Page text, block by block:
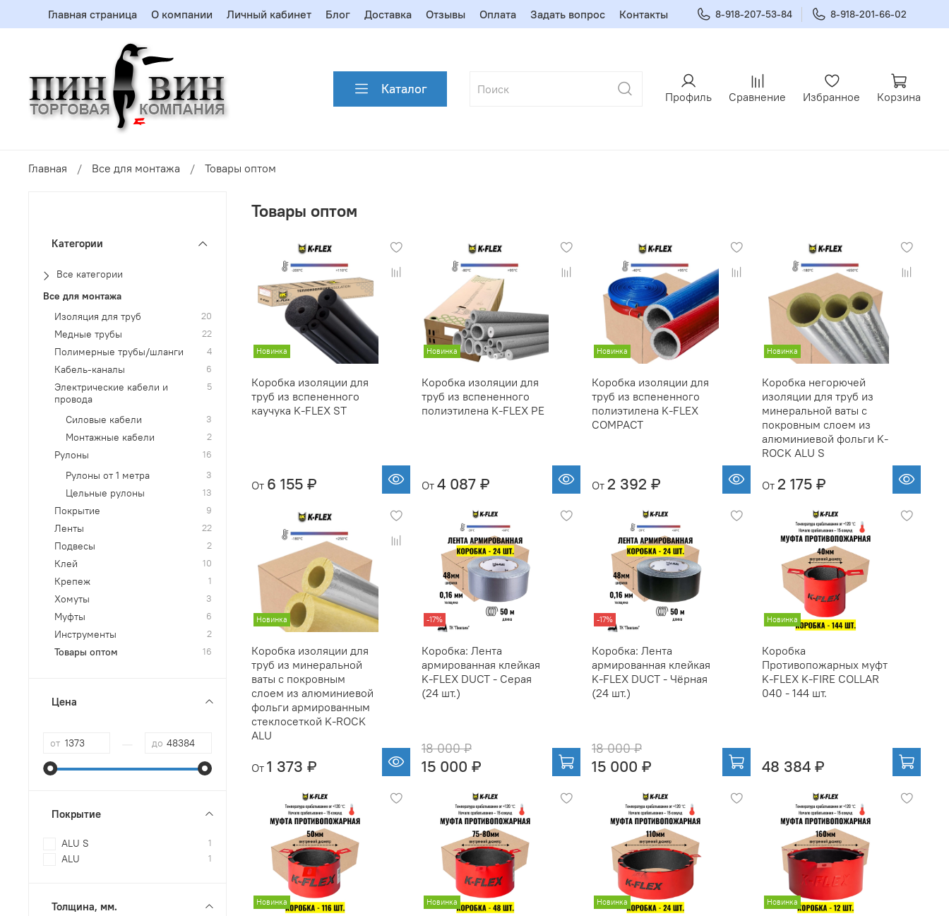
Главная страница О компании Личный кабинет Блог Доставка Отзывы Оплата Задать вопрос Контакты 8-918-207-53-84 8-918-201-66-02
Каталог Профиль Сравнение Избранное Корзина
Главная Все для монтажа Товары оптом
Товары оптом
Новинка
Коробка изоляции для
труб из вспененного
каучука K-FLEX ST
От 6 155 ₽
Новинка
Коробка изоляции для
труб из вспененного
полиэтилена K-FLEX PE
От 4 087 ₽
Новинка
Коробка изоляции для
труб из вспененного
полиэтилена K-FLEX
COMPACT
От 2 392 ₽
Новинка
Коробка негорючей
изоляции для труб из
минеральной ваты с
покровным слоем из
алюминиевой фольги K-
ROCK ALU S
От 2 175 ₽
Новинка
Коробка изоляции для
труб из минеральной
ваты с покровным
слоем из алюминиевой
фольги армированным
стеклосеткой K-ROCK
ALU
От 1 373 ₽
-17%
Коробка: Лента
армированная клейкая
K-FLEX DUCT - Серая
(24 шт.)
18 000 ₽
15 000 ₽
-17%
Коробка: Лента
армированная клейкая
K-FLEX DUCT - Чёрная
(24 шт.)
18 000 ₽
15 000 ₽
Новинка
Коробка
Противопожарных муфт
K-FLEX K-FIRE COLLAR
040 - 144 шт.
48 384 ₽
Новинка Новинка Новинка Новинка
Категории
Все категории
Все для монтажа
Изоляция для труб
20
Медные трубы 22
Полимерные трубы/шланги 4
Кабель-каналы 6
Электрические кабели и
провода
5
Силовые кабели 3
Монтажные кабели 2
Рулоны 16
Рулоны от 1 метра 3
Цельные рулоны 13
Покрытие 9
Ленты 22
Подвесы 2
Клей 10
Крепеж 1
Хомуты 3
Муфты 6
Инструменты 2
Товары оптом 16
Цена
от до
Покрытие
ALU S 1
ALU 1
Толщина, мм.